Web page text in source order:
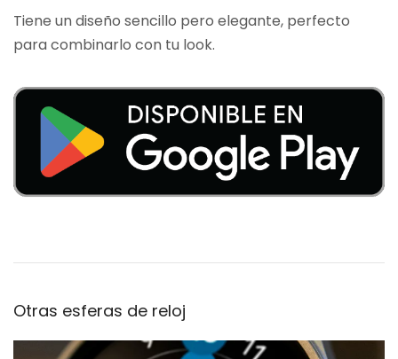
Tiene un diseño sencillo pero elegante, perfecto
para combinarlo con tu look.
Otras esferas de reloj